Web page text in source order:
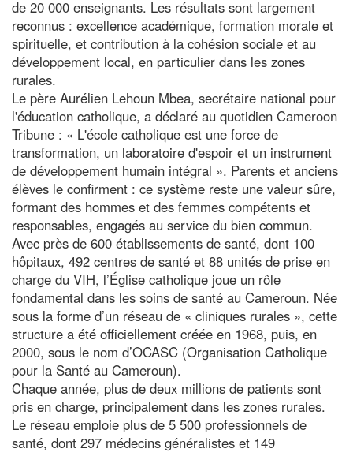
de 20 000 enseignants. Les résultats sont largement
reconnus : excellence académique, formation morale et
spirituelle, et contribution à la cohésion sociale et au
développement local, en particulier dans les zones
rurales.
Le père Aurélien Lehoun Mbea, secrétaire national pour
l'éducation catholique, a déclaré au quotidien Cameroon
Tribune : « L'école catholique est une force de
transformation, un laboratoire d'espoir et un instrument
de développement humain intégral ». Parents et anciens
élèves le confirment : ce système reste une valeur sûre,
formant des hommes et des femmes compétents et
responsables, engagés au service du bien commun.
Avec près de 600 établissements de santé, dont 100
hôpitaux, 492 centres de santé et 88 unités de prise en
charge du VIH, l’Église catholique joue un rôle
fondamental dans les soins de santé au Cameroun. Née
sous la forme d’un réseau de « cliniques rurales », cette
structure a été officiellement créée en 1968, puis, en
2000, sous le nom d’OCASC (Organisation Catholique
pour la Santé au Cameroun).
Chaque année, plus de deux millions de patients sont
pris en charge, principalement dans les zones rurales.
Le réseau emploie plus de 5 500 professionnels de
santé, dont 297 médecins généralistes et 149